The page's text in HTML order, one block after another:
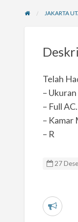
JAKARTA
Telah
–
– Full
– Kamar
– R
27
L